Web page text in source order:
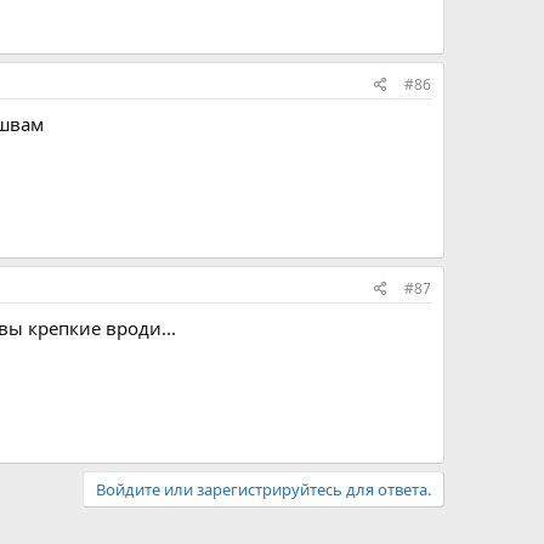
#86
#87
крепкие вроди...
Войдите или зарегистрируйтесь для ответа.